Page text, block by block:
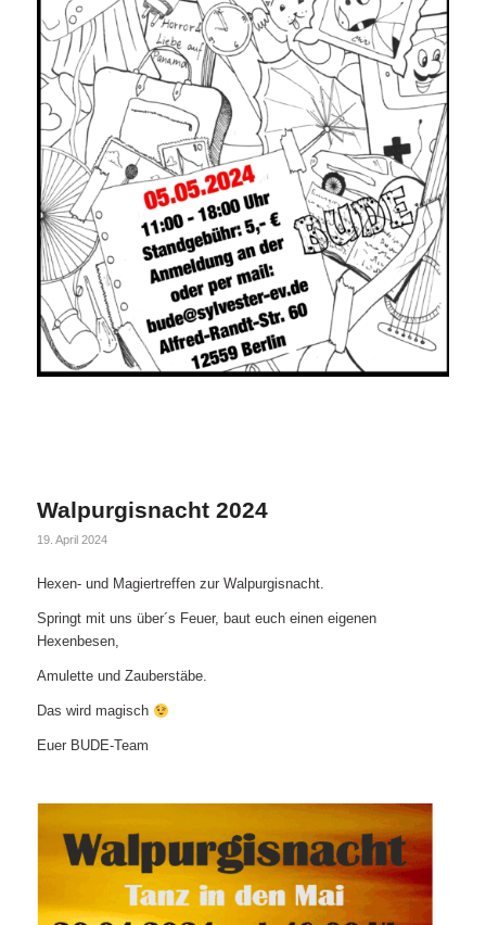
Walpurgisnacht 2024
19. April 2024
Hexen- und Magiertreffen zur Walpurgisnacht.
Springt mit uns über´s Feuer, baut euch einen eigenen
Hexenbesen,
Amulette und Zauberstäbe.
Das wird magisch
Euer BUDE-Team